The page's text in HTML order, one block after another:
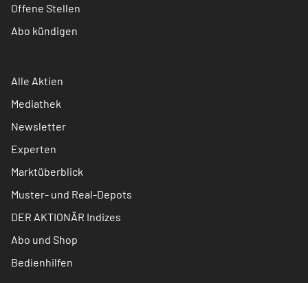
Offene Stellen
Abo kündigen
Alle Aktien
Mediathek
Newsletter
Experten
Marktüberblick
Muster- und Real-Depots
DER AKTIONÄR Indizes
Abo und Shop
Bedienhilfen